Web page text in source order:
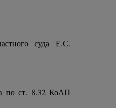
суда Е.С.
по ст. 8.32 КоАП